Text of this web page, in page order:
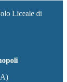
Liceale di